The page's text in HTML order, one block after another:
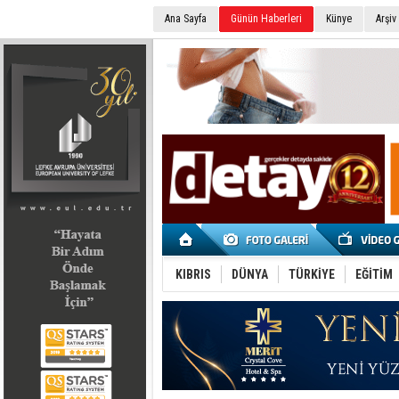
Ana Sayfa Günün Haberleri Künye Arşiv
KIBRIS DÜNYA TÜRKİYE EĞİTİM